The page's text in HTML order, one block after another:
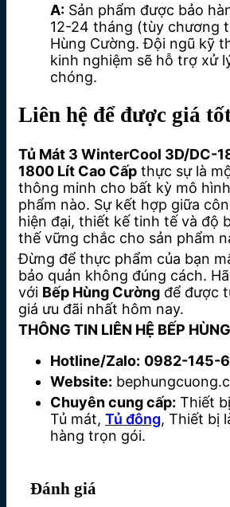
A: Sản phẩm được bảo
12-24 tháng (tùy chương
Hùng Cường. Đội ngũ kỹ
kinh nghiệm sẽ hỗ trợ xử
chóng.
Liên hệ để được giá
Tủ Mát 3 WinterCool 3D/DC-
1800 Lít Cao Cấp thực sự là
thông minh cho bất kỳ mô
phẩm nào. Sự kết hợp giữa
hiện đại, thiết kế tinh tế và độ
thế vững chắc cho sản phẩm
Đừng để thực phẩm của bạn
bảo quản không đúng cách.
với Bếp Hùng Cường để được
giá ưu đãi nhất hôm nay.
THÔNG TIN LIÊN HỆ BẾP
Hotline/Zalo: 0982-145-
Website:
Chuyên cung cấp: Thiết
Tủ mát, Tủ đông, Thiết bị
hàng trọn gói.
Đánh giá